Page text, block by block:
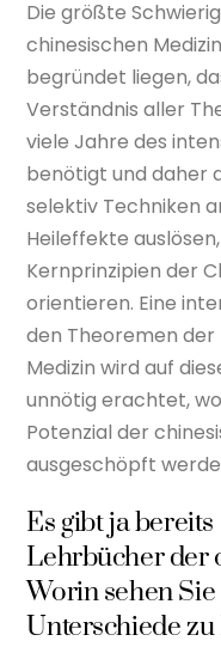
Die größte
chinesischen
begründet liegen,
Verständnis aller
viele Jahre des
benötigt und daher
selektiv Techniken
Heileffekte
Kernprinzipien der
orientieren. Eine
den Theoremen der
Medizin wird auf
unnötig erachtet,
Potenzial der
ausgeschöpft
Es gibt ja
Lehrbücher der
Worin sehen
Unterschiede